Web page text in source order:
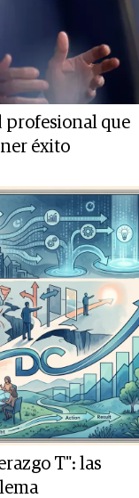
profesional que
éxito
T": las